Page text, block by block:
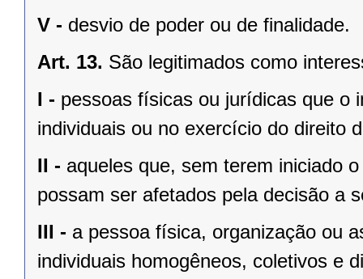
V - desvio de poder ou de finalidade.
Art. 13. São legitimados como
I - pessoas físicas ou jurídicas que o
individuais ou no exercício do direito
II - aqueles que, sem terem iniciado
possam ser afetados pela decisão a
III - a pessoa física, organização ou
individuais homogêneos, coletivos e